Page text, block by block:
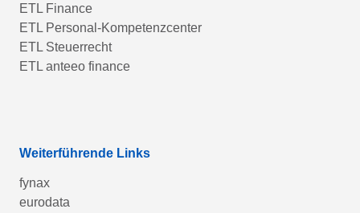
ETL Finance
ETL Personal-Kompetenzcenter
ETL Steuerrecht
ETL anteeo finance
Weiterführende Links
fynax
eurodata